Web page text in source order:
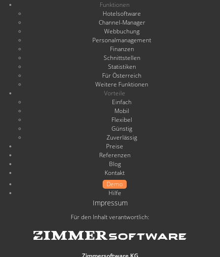
Funktionen
Hotelsoftware
Channel-Manager
Webbuchung
Personalmanagement
Finanzen
Schnittstellen
Statistiken
Für Österreich
Weitere Funktionen
Vorteile
Einfach
Mobil
Flexibel
Günstig
Zuverlässig
Preise
Referenzen
Blog
Kontakt
Demo
Hilfe
Impressum
Für den Inhalt verantwortlich: